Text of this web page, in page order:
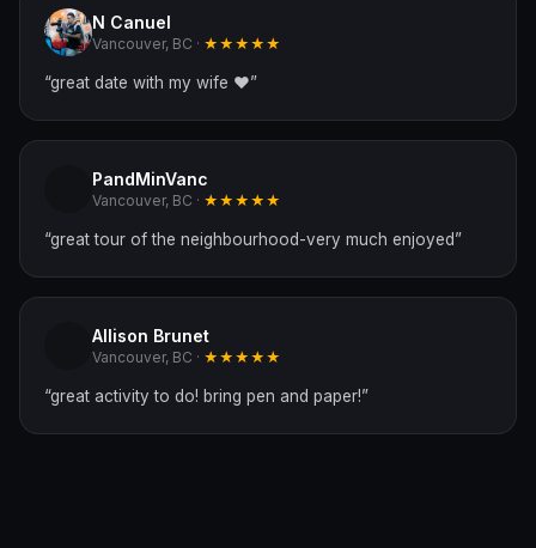
N Canuel
Vancouver, BC · ★★★★★
“great date with my wife ❤️”
PandMinVanc
Vancouver, BC · ★★★★★
“great tour of the neighbourhood-very much enjoyed”
Allison Brunet
Vancouver, BC · ★★★★★
“great activity to do! bring pen and paper!”